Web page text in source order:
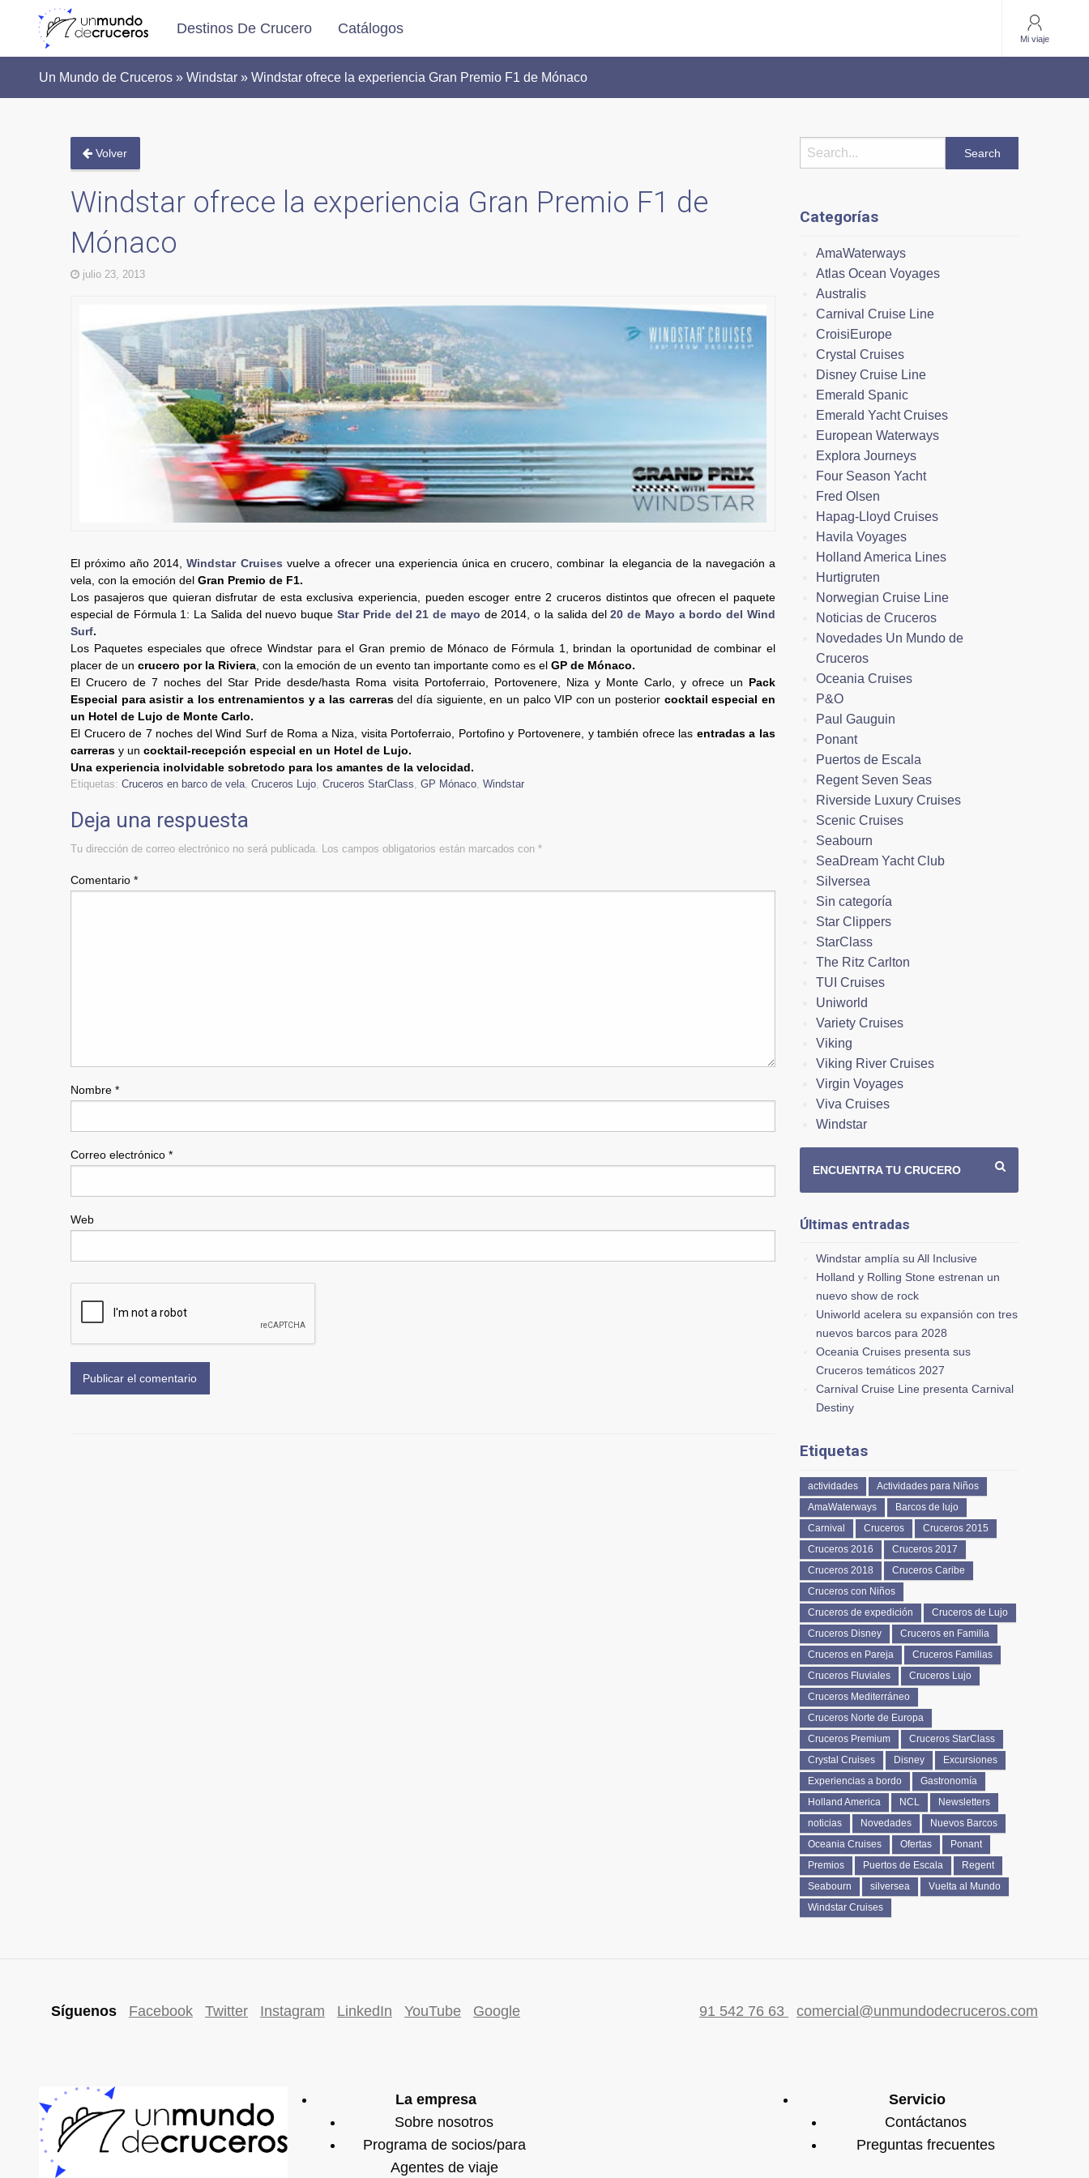
Destinos De Crucero Catálogos
Mi viaje
Un Mundo de Cruceros » Windstar » Windstar ofrece la experiencia Gran Premio F1 de Mónaco
Volver
Windstar ofrece la experiencia Gran Premio F1 de
Mónaco
julio 23, 2013
El próximo año 2014,Windstar Cruises vuelve a ofrecer una experiencia única en crucero, combinar la elegancia de la navegación a
vela, con la emoción del Gran Premio de F1.
Los pasajeros que quieran disfrutar de esta exclusiva experiencia, pueden escoger entre 2 cruceros distintos que ofrecen el paquete
especial de Fórmula 1: La Salida del nuevo buque Star Pride del 21 de mayo de 2014, o la salida del20 de Mayo a bordo del Wind
Surf.
Los Paquetes especiales que ofrece Windstar para el Gran premio de Mónaco de Fórmula 1, brindan la oportunidad de combinar el
placer de un crucero por la Riviera , con la emoción de un evento tan importante como es el GP de Mónaco.
El Crucero de 7 noches del Star Pride desde/hasta Roma visita Portoferraio, Portovenere, Niza y Monte Carlo, y ofrece un Pack
Especial para asistir a los entrenamientos y a las carrerasdel día siguiente, en un palco VIP con un posterior cocktail especial en
un Hotel de Lujo de Monte Carlo.
El Crucero de 7 noches del Wind Surf de Roma a Niza, visita Portoferraio, Portofino y Portovenere, y también ofrece las entradas a las
carreras y un cocktail-recepción especial en un Hotel de Lujo.
Una experiencia inolvidable sobretodo para los amantes de la velocidad.
Etiquetas: Cruceros en barco de vela Cruceros Lujo Cruceros StarClass GP Mónaco Windstar
Deja una respuesta
Tu dirección de correo electrónico no será publicada. Los campos obligatorios están marcados con *
Comentario *
Nombre *
Correo electrónico *
Web
Categorías
AmaWaterways
Atlas Ocean Voyages
Australis
Carnival Cruise Line
CroisiEurope
Crystal Cruises
Disney Cruise Line
Emerald Spanic
Emerald Yacht Cruises
European Waterways
Explora Journeys
Four Season Yacht
Fred Olsen
Hapag-Lloyd Cruises
Havila Voyages
Holland America Lines
Hurtigruten
Norwegian Cruise Line
Noticias de Cruceros
Novedades Un Mundo de
Cruceros
Oceania Cruises
P&O
Paul Gauguin
Ponant
Puertos de Escala
Regent Seven Seas
Riverside Luxury Cruises
Scenic Cruises
Seabourn
SeaDream Yacht Club
Silversea
Sin categoría
Star Clippers
StarClass
The Ritz Carlton
TUI Cruises
Uniworld
Variety Cruises
Viking
Viking River Cruises
Virgin Voyages
Viva Cruises
Windstar
ENCUENTRA TU CRUCERO
Últimas entradas
Windstar amplía su All Inclusive
Holland y Rolling Stone estrenan un
nuevo show de rock
Uniworld acelera su expansión con tres
nuevos barcos para 2028
Oceania Cruises presenta sus
Cruceros temáticos 2027
Carnival Cruise Line presenta Carnival
Destiny
Etiquetas
actividades
Actividades para Niños
AmaWaterways
Barcos de lujo
Carnival
Cruceros
Cruceros 2015
Cruceros 2016
Cruceros 2017
Cruceros 2018
Cruceros Caribe
Cruceros con Niños
Cruceros de expedición
Cruceros de Lujo
Cruceros Disney
Cruceros en Familia
Cruceros en Pareja
Cruceros Familias
Cruceros Fluviales
Cruceros Lujo
Cruceros Mediterráneo
Cruceros Norte de Europa
Cruceros Premium
Cruceros StarClass
Crystal Cruises
Disney
Excursiones
Experiencias a bordo
Gastronomía
Holland America
NCL
Newsletters
noticias
Novedades
Nuevos Barcos
Oceania Cruises
Ofertas
Ponant
Premios
Puertos de Escala
Regent
Seabourn
silversea
Vuelta al Mundo
Windstar Cruises
Síguenos Facebook Twitter Instagram LinkedIn YouTube Google 91 542 76 63 comercial@unmundodecruceros.com
La empresa
Sobre nosotros
Programa de socios/para
Agentes de viaje
Servicio
Contáctanos
Preguntas frecuentes